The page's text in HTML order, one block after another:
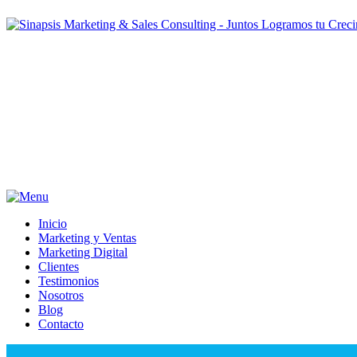
Inicio
Marketing y Ventas
Marketing Digital
Clientes
Testimonios
Nosotros
Blog
Contacto